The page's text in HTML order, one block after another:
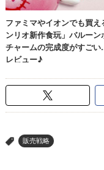
> 販売戦略